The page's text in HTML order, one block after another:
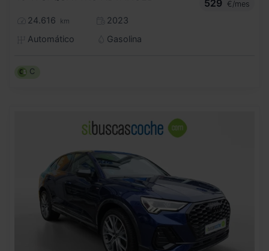
24.616 km
2023
Automático
Gasolina
529
€/mes
C